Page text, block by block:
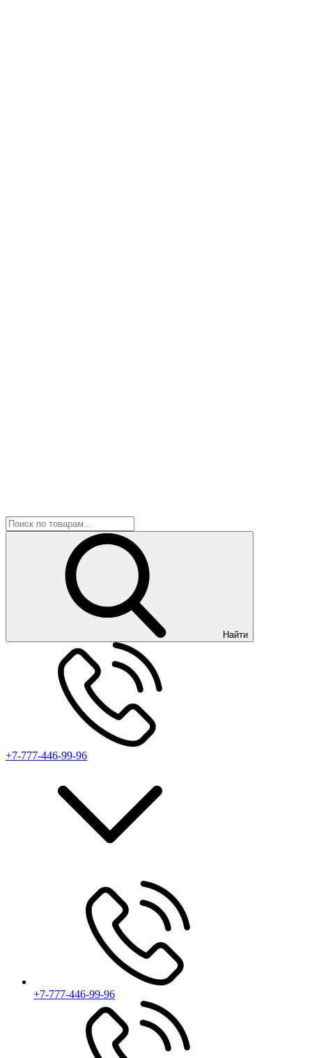
Найти
+7-777-446-99-96
+7-777-446-99-96